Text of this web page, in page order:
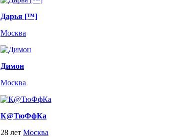
Дарья [™]
Москва
Димон
Москва
К@ТюФфКа
28 лет Москва